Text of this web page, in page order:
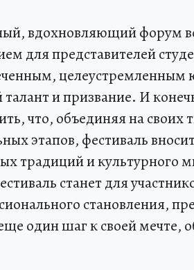
вдохновляющий форум
для представителей
талант и призвание. И
что, объединяя на своих
этапов, фестиваль
традиций и культурного
станет для
становления,
один шаг к своей мечте,